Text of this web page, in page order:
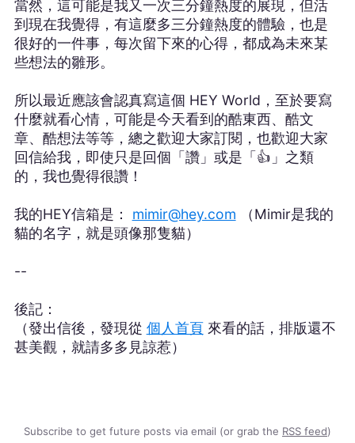
當然，這可能是我又一次三分鐘熱度的展現，但活
到現在我覺得，有這麼多三分鐘熱度的體驗，也是
很好的一件事，每次留下來的心得，都成為未來某
些想法的雛形。
所以最近應該會認真寫這個 HEY World，至於要寫
什麼就看心情，可能是今天看到的酷東西、酷文
章、酷想法等等，總之歡迎大家訂閱，也歡迎大家
回信給我，即使只是回個「讚」或是「👍」之類
的，我也覺得很讚！
我的HEY信箱是： mimir@hey.com （Mimir是我的
貓的名字，就是頭像那隻貓）
--
後記：
（發出信後，發現從 個人首頁來看的話，排版還不
甚美觀，就請多多見諒惹）
Subscribe to get future posts via email (or grab the RSS feed)